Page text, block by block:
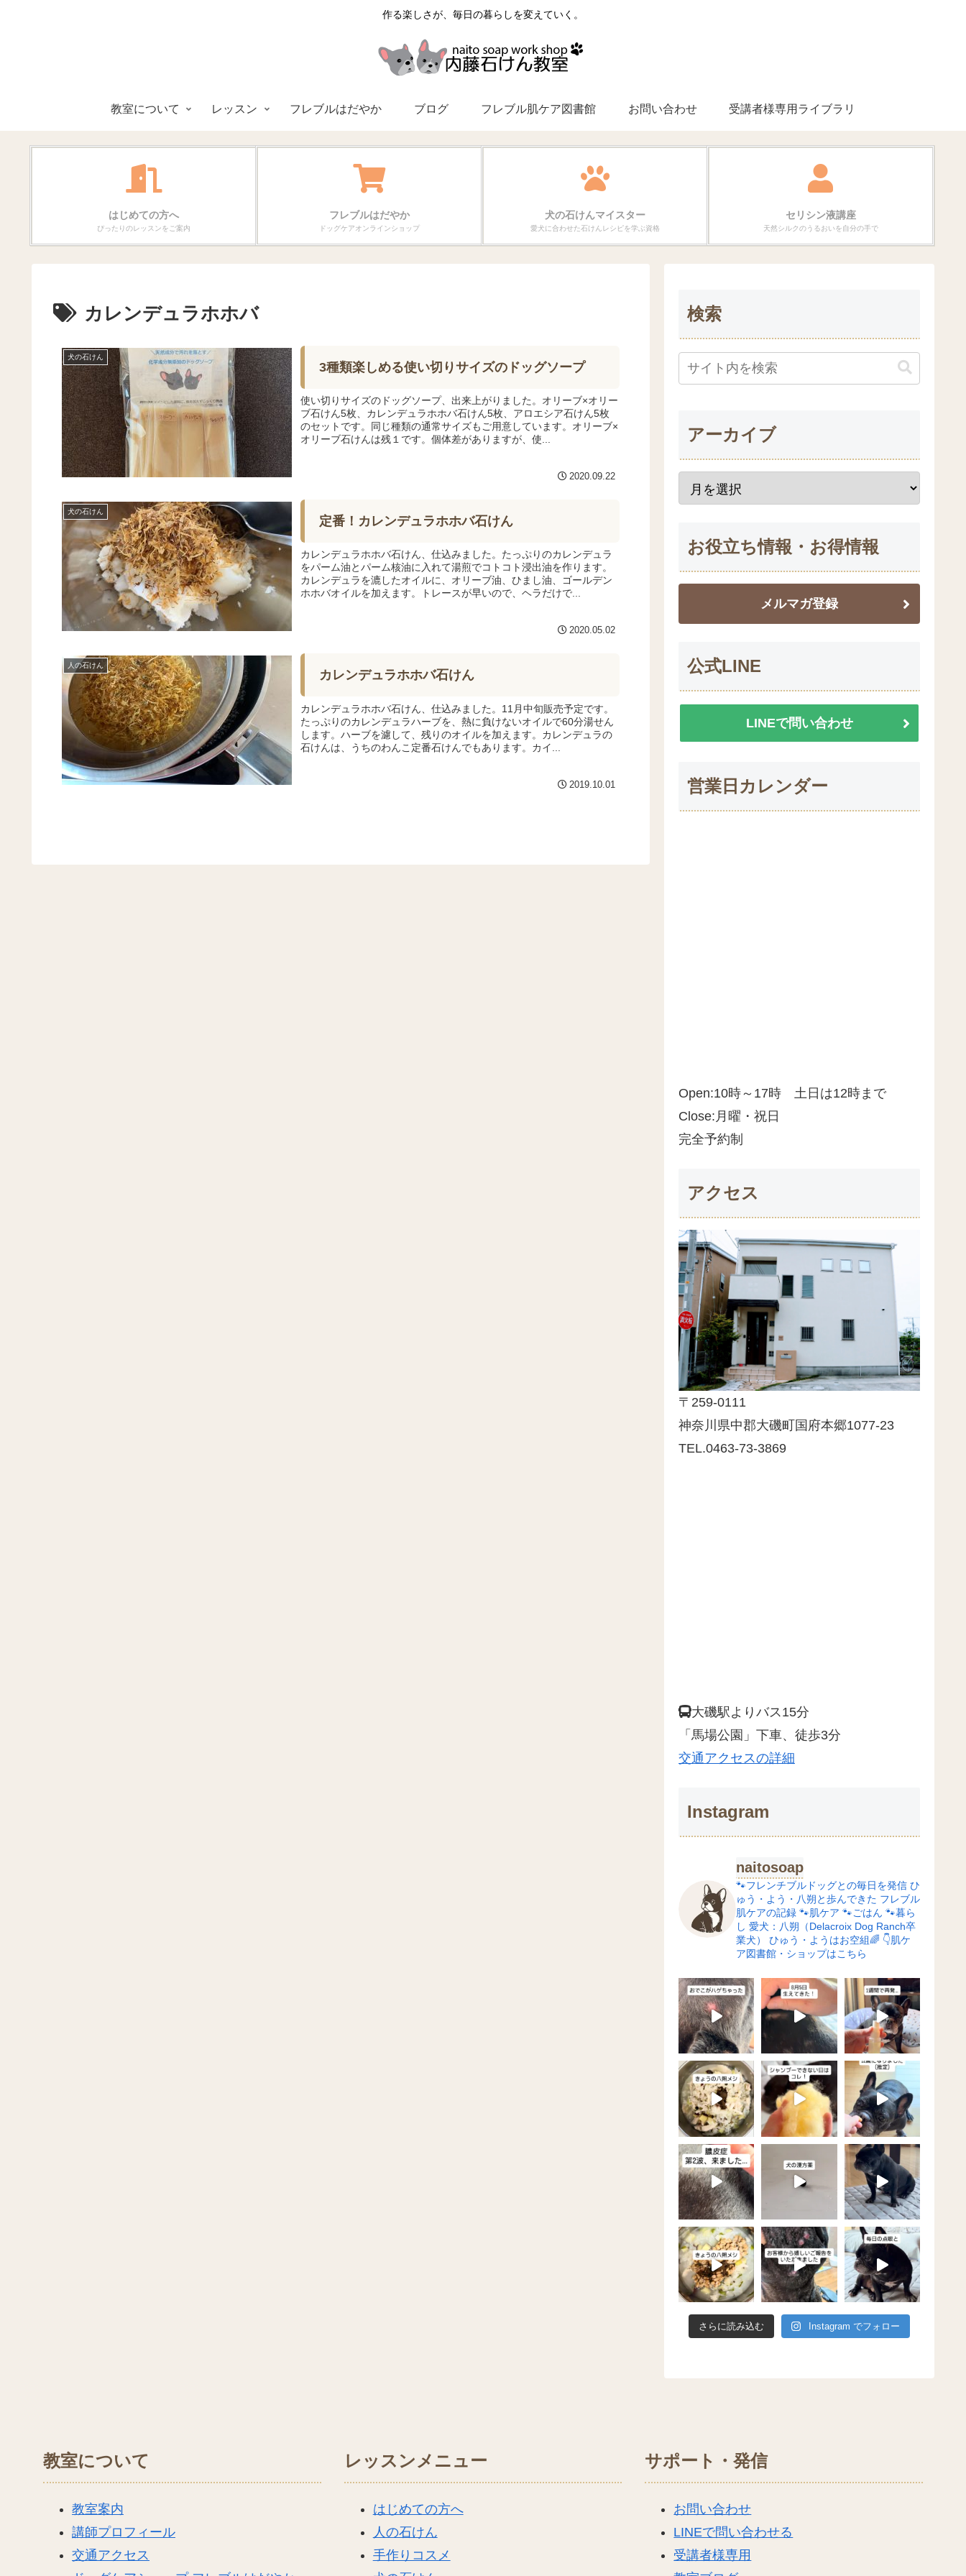
作る楽しさが、毎日の暮らしを変えていく。
教室について レッスン フレブルはだやか ブログ フレブル肌ケア図書館 お問い合わせ 受講者様専用ライブラリ
はじめての方へ
ぴったりのレッスンをご案内
フレブルはだやか
ドッグケアオンラインショップ
犬の石けんマイスター
愛犬に合わせた石けんレシピを学ぶ資格
セリシン液講座
天然シルクのうるおいを自分の手で
カレンデュラホホバ
犬の石けん
3種類楽しめる使い切りサイズのドッグソープ
使い切りサイズのドッグソープ、出来上がりました。オリーブ×オリー
ブ石けん5枚、カレンデュラホホバ石けん5枚、アロエシア石けん5枚
のセットです。同じ種類の通常サイズもご用意しています。オリーブ×
オリーブ石けんは残１です。個体差がありますが、使...
2020.09.22
犬の石けん
定番！カレンデュラホホバ石けん
カレンデュラホホバ石けん、仕込みました。たっぷりのカレンデュラ
をパーム油とパーム核油に入れて湯煎でコトコト浸出油を作ります。
カレンデュラを漉したオイルに、オリーブ油、ひまし油、ゴールデン
ホホバオイルを加えます。トレースが早いので、ヘラだけで...
2020.05.02
人の石けん
カレンデュラホホバ石けん
カレンデュラホホバ石けん、仕込みました。11月中旬販売予定です。
たっぷりのカレンデュラハーブを、熱に負けないオイルで60分湯せん
します。ハーブを濾して、残りのオイルを加えます。カレンデュラの
石けんは、うちのわんこ定番石けんでもあります。カイ...
2019.10.01
検索
アーカイブ
お役立ち情報・お得情報
メルマガ登録
公式LINE
LINEで問い合わせ
営業日カレンダー
Open:10時～17時 土日は12時まで
Close:月曜・祝日
完全予約制
アクセス
〒259-0111
神奈川県中郡大磯町国府本郷1077-23
TEL.0463-73-3869
大磯駅よりバス15分
「馬場公園」下車、徒歩3分
交通アクセスの詳細
Instagram
naitosoap
🐾フレンチブルドッグとの毎日を発信 ひ
ゅう・よう・八朔と歩んできた フレブル
肌ケアの記録 🐾肌ケア 🐾ごはん 🐾暮ら
し 愛犬：八朔（Delacroix Dog Ranch卒
業犬）
ひゅう・ようはお空組🌈 👇肌ケ
ア図書館・ショップはこちら
さらに読み込む Instagram でフォロー
教室について
教室案内
講師プロフィール
交通アクセス
レッスンメニュー
はじめての方へ
人の石けん
手作りコスメ
サポート・発信
お問い合わせ
LINEで問い合わせる
受講者様専用